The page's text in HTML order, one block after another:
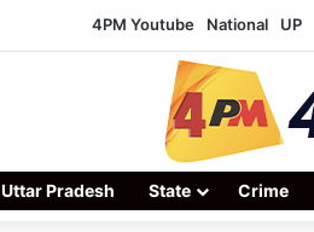
4PM Youtube National UP
Uttar Pradesh State Crime